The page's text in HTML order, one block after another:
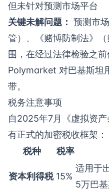
但未针对预测市场平台
关键未解问题： 预测市
管）、《赌博防制法》
围，在经过法律检验之前
Polymarket 对巴基斯坦
带。
税务注意事项
自2025年7月《虚拟资
有正式的加密税收框架：
税种
税率
资本利得税 15%
适用于
5万巴基